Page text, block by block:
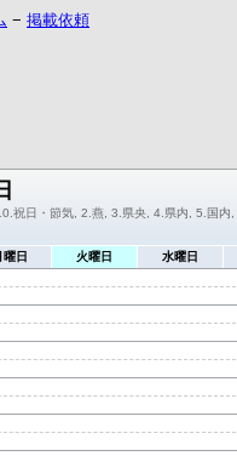
− 掲載依頼
祝日・節気, 2.燕, 3.県央, 4.県内, 5.国内
曜日 火曜日 水曜日